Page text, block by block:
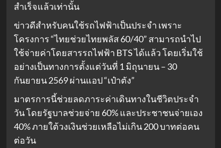
สำเร็จแล้วเท่านั้น
ข่าวดีสำหรับคนใช้รถไฟฟ้าเป็นประจำ เพราะ
โครงการ “ไทยช่วยไทยพลัส 60/40” สามารถนำไป
ใช้จ่ายค่าโดยสารรถไฟฟ้า BTS ได้แล้ว โดยเริ่มใช้
อย่างเป็นทางการตั้งแต่วันที่ 1 มิถุนายน – 30
กันยายน 2569 ผ่านแอป “เป๋าตัง”
มาตรการนี้ช่วยลดภาระค่าเดินทางในชีวิตประจำ
วัน โดยรัฐบาลช่วยจ่าย 60% และประชาชนจ่ายเอง
40% ภายใต้วงเงินช่วยเหลือไม่เกิน 200 บาทต่อคน
ต่อวัน